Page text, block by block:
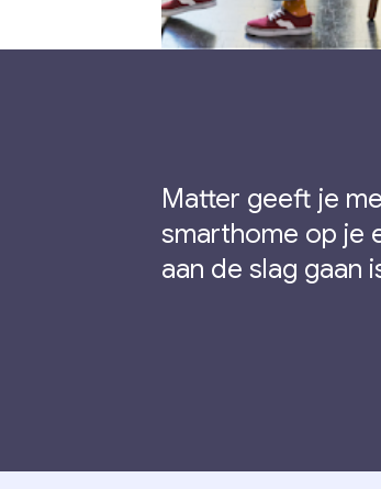
Matter geeft je
smarthome op je
aan de slag gaan